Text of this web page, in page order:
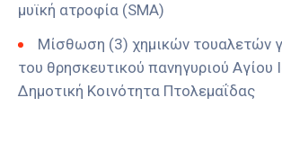
μυϊκή ατροφία (SMA)
Μίσθωση (3) χημικών τουαλετών
του θρησκευτικού πανηγυριού Αγίου
Δημοτική Κοινότητα Πτολεμαΐδας